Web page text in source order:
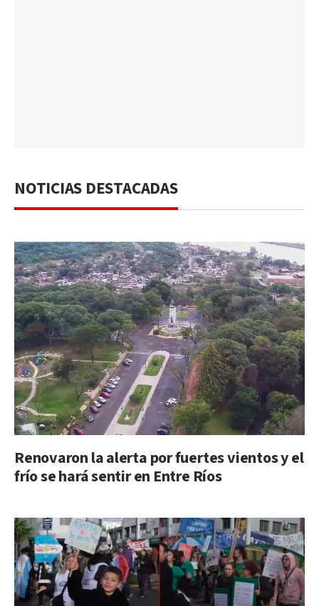
NOTICIAS DESTACADAS
Renovaron la alerta por fuertes vientos y el
frío se hará sentir en Entre Ríos